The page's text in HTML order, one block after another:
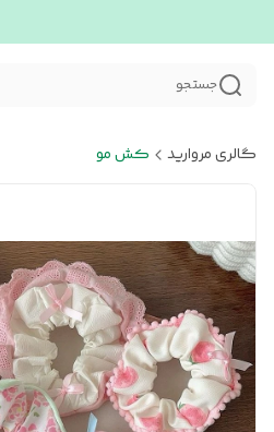
جستجو
گالری مروارید کش مو